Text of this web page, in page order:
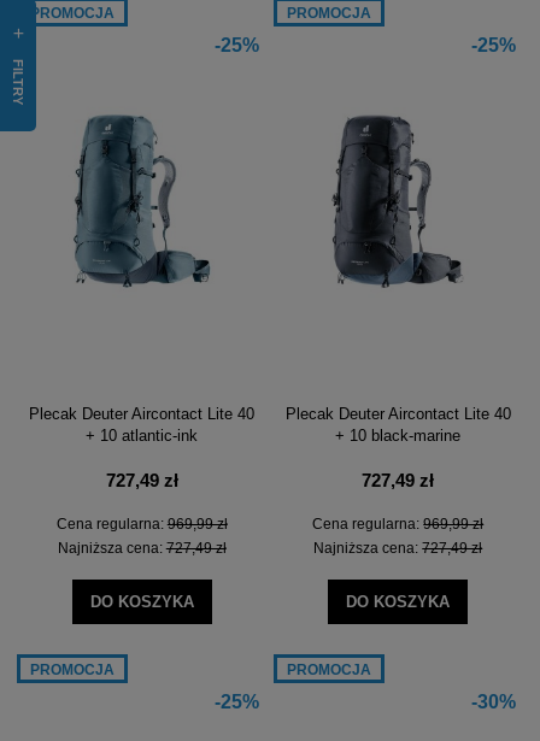
-25%
Plecak Deuter Aircontact Lite 40
+ 10 atlantic-ink
727,49 zł
Cena regularna:969,99 zł
Najniższa cena:727,49 zł
DO KOSZYKA
PROMOCJA
-25%
Plecak Deuter Aircontact Lite 40
+ 10 black-marine
727,49 zł
Cena regularna:969,99 zł
Najniższa cena:727,49 zł
DO KOSZYKA
PROMOCJA
-25%
PROMOCJA
-30%
PROMOCJA
FILTRY